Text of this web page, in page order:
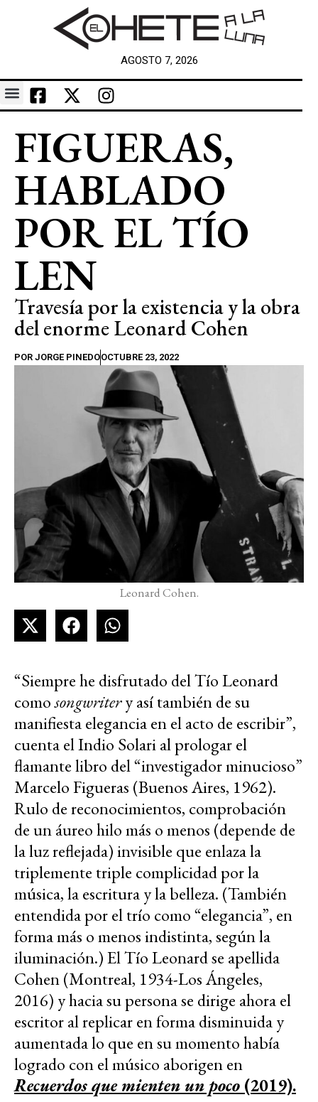
AGOSTO 7, 2026
FIGUERAS,
HABLADO
POR EL TÍO
LEN
Travesía por la existencia y la obra
del enorme Leonard Cohen
POR JORGE PINEDOOCTUBRE 23, 2022
Leonard Cohen.
“Siempre he disfrutado del Tío Leonard
comosongwritery así también de su
manifiesta elegancia en el acto de escribir”,
cuenta el Indio Solari al prologar el
flamante libro del “investigador minucioso”
Marcelo Figueras (Buenos Aires, 1962).
Rulo de reconocimientos, comprobación
de un áureo hilo más o menos (depende de
la luz reflejada) invisible que enlaza la
triplemente triple complicidad por la
música, la escritura y la belleza. (También
entendida por el trío como “elegancia”, en
forma más o menos indistinta, según la
iluminación.) El Tío Leonard se apellida
Cohen (Montreal, 1934-Los Ángeles,
2016) y hacia su persona se dirige ahora el
escritor al replicar en forma disminuida y
aumentada lo que en su momento había
logrado con el músico aborigen en
Recuerdos que mienten un poco (2019).